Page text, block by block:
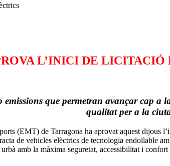
L’INICI DE LICITACIÓ
emissions que permetran avançar cap
qualitat per a la
(EMT) de Tarragona ha aprovat aquest dijous
de vehicles elèctrics de tecnologia endollable
amb la màxima seguretat, accessibilitat i